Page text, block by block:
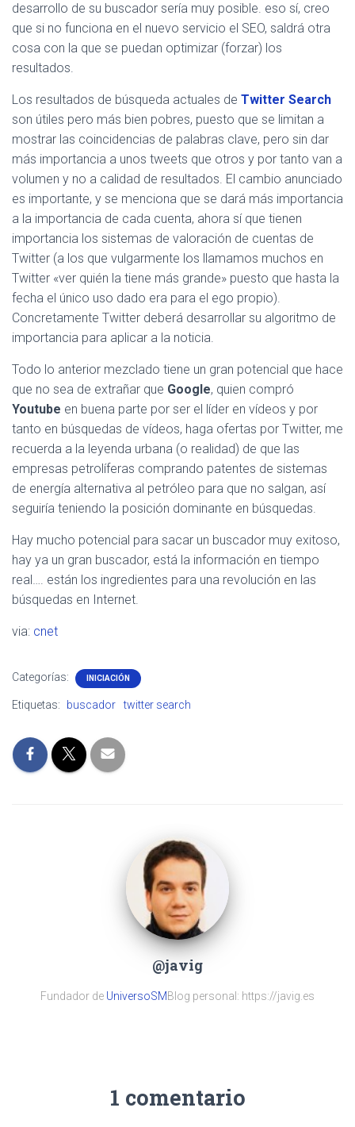
desarrollo de su buscador sería muy posible. eso sí, creo
que si no funciona en el nuevo servicio el SEO, saldrá otra
cosa con la que se puedan optimizar (forzar) los
resultados.
Los resultados de búsqueda actuales de Twitter Search
son útiles pero más bien pobres, puesto que se limitan a
mostrar las coincidencias de palabras clave, pero sin dar
más importancia a unos tweets que otros y por tanto van a
volumen y no a calidad de resultados. El cambio anunciado
es importante, y se menciona que se dará más importancia
a la importancia de cada cuenta, ahora sí que tienen
importancia los sistemas de valoración de cuentas de
Twitter (a los que vulgarmente los llamamos muchos en
Twitter «ver quién la tiene más grande» puesto que hasta la
fecha el único uso dado era para el ego propio).
Concretamente Twitter deberá desarrollar su algoritmo de
importancia para aplicar a la noticia.
Todo lo anterior mezclado tiene un gran potencial que hace
que no sea de extrañar que Google, quien compró
Youtube en buena parte por ser el líder en vídeos y por
tanto en búsquedas de vídeos, haga ofertas por Twitter, me
recuerda a la leyenda urbana (o realidad) de que las
empresas petrolíferas comprando patentes de sistemas
de energía alternativa al petróleo para que no salgan, así
seguiría teniendo la posición dominante en búsquedas.
Hay mucho potencial para sacar un buscador muy exitoso,
hay ya un gran buscador, está la información en tiempo
real…. están los ingredientes para una revolución en las
búsquedas en Internet.
via: cnet
Categorías: INICIACIÓN
Etiquetas: buscador twitter search
@javig
Fundador de UniversoSMBlog personal: https://javig.es
1 comentario